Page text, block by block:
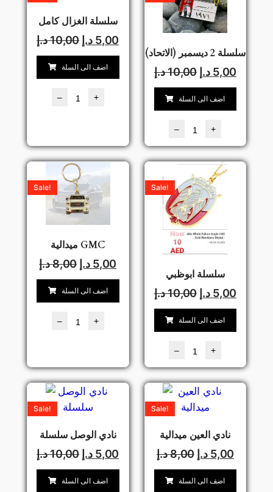
سلسلة الغزال كامل
10,00د.إ 5,00 د.إ
اضف الى السلة
– +
سلسلة 2 ديسمبر (الاتحاد)
10,00د.إ 5,00 د.إ
اضف الى السلة
– +
ميدالية GMC
Sale!
8,00د.إ 5,00 د.إ
اضف الى السلة
– +
سلسلة ابوظبي
Sale!
10,00د.إ 5,00 د.إ
اضف الى السلة
– +
نادي الوصل سلسلة
Sale!
10,00د.إ 5,00 د.إ
اضف الى السلة
نادي العين ميدالية
Sale!
8,00د.إ 5,00 د.إ
اضف الى السلة